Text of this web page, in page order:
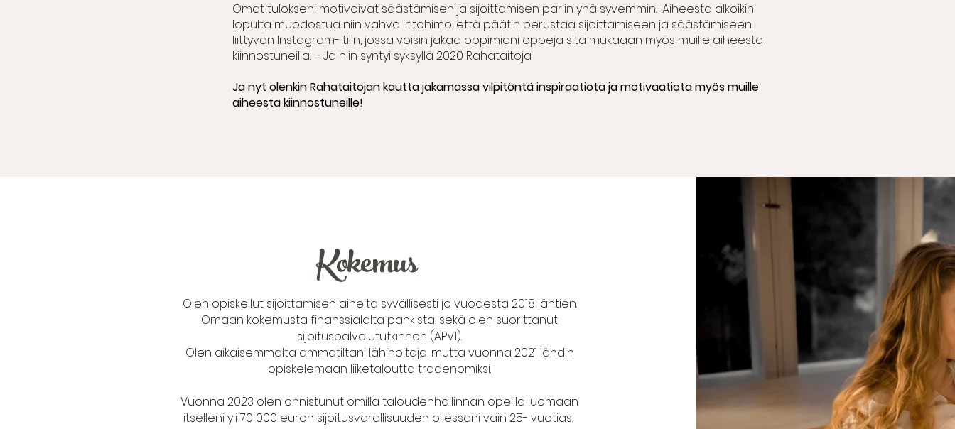
Omat tulokseni motivoivat säästämisen ja sijoittamisen pariin yhä syvemmin. Aiheesta alkoikin
lopulta muodostua niin vahva intohimo, että päätin perustaa sijoittamiseen ja säästämiseen
liittyvän Instagram- tilin, jossa voisin jakaa oppimiani oppeja sitä mukaaan myös muille aiheesta
kiinnostuneilla. – Ja niin syntyi syksyllä 2020 Rahataitoja.
Ja nyt olenkin Rahataitojan kautta jakamassa vilpitöntä inspiraatiota ja motivaatiota myös muille
aiheesta kiinnostuneille!
Kokemus
Olen opiskellut sijoittamisen aiheita syvällisesti jo vuodesta 2018 lähtien.
Omaan kokemusta finanssialalta pankista, sekä olen suorittanut
sijoituspalvelututkinnon (APV1).
Olen aikaisemmalta ammatiltani lähihoitaja, mutta vuonna 2021 lähdin
opiskelemaan liiketaloutta tradenomiksi.
Vuonna 2023 olen onnistunut omilla taloudenhallinnan opeilla luomaan
itselleni yli 70 000 euron sijoitusvarallisuuden ollessani vain 25- vuotias.